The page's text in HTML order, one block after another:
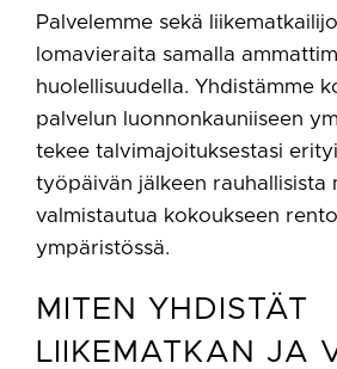
Palvelemme sekä
lomavieraita samalla
huolellisuudella. Yhdistämme
palvelun luonnonkauniiseen
tekee talvimajoituksestasi
työpäivän jälkeen rauhallisista
valmistautua kokoukseen
ympäristössä.
MITEN YHDISTÄT
LIIKEMATKAN JA